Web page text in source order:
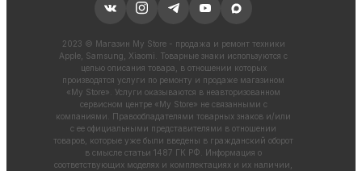
2023 © Магазин My Store - продажа и ремонт техники
Apple, Samsung, Xiaomi. Товарные знаки используются с
целью описания товара, в отношении которых
производятся услуги по ремонту и продаже магазином
«My Store». Услуги оказываются в неавторизованном
сервисном центре «My Store» не связанными с
компаниями. Правообладателями товарных знаков и/или
с ее официальными представителями в отношении
товаров, которые уже были введены в гражданский оборот
в смысле статьи 1487 ГК РФ. Информация о
соответствующих моделях и комплектациях и их наличии,